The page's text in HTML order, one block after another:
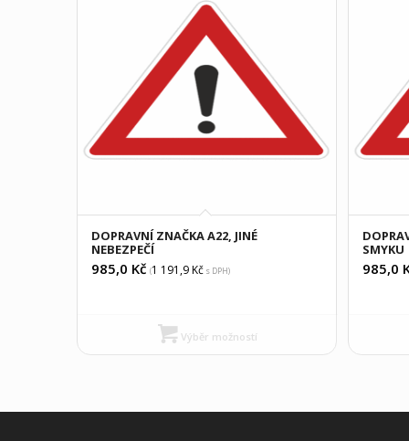
DOPRAVNÍ ZNAČKA A22, JINÉ
NEBEZPEČÍ
985,0 Kč (1 191,9Kčs DPH)
Výběr možností
SMYKU
985,0